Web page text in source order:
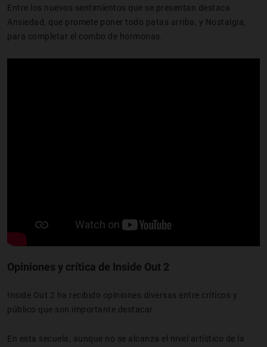
Entre los nuevos sentimientos que se presentan destaca
Ansiedad, que promete poner todo patas arriba, y Nostalgia,
para completar el combo de hormonas.
Opiniones y crítica de Inside Out 2
Inside Out 2 ha recibido opiniones diversas entre críticos y
público que son importante destacar.
En esta secuela, aunque no se alcanza el nivel artístico de la